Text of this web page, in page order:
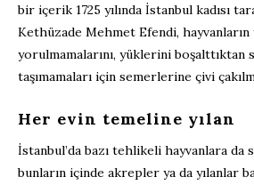
bir içerik 1725 yılında İstanbul kadısı
Kethüzade Mehmet Efendi, hayvanların
yorulmamalarını, yüklerini boşalttıktan
taşımamaları için semerlerine çivi
Her evin temeline yılan
İstanbul’da bazı tehlikeli hayvanlara da
bunların içinde akrepler ya da yılanlar